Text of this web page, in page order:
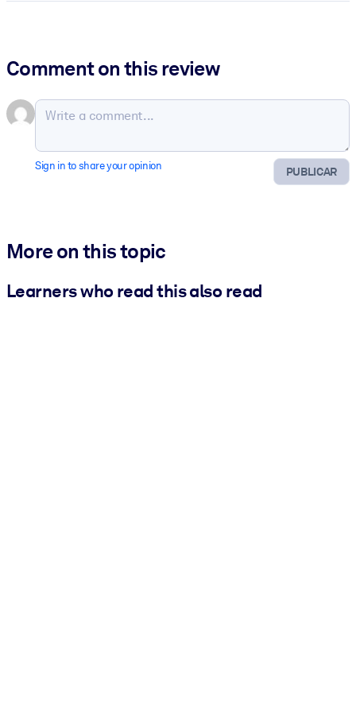
Comment on this review
PUBLICAR
Sign in to share your opinion
More on this topic
Learners who read this also read